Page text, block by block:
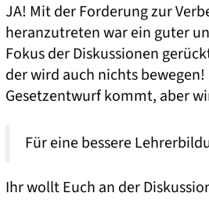
JA! Mit der Forderung zur
heranzutreten war ein guter
Fokus der Diskussionen
der wird auch nichts
Gesetzentwurf kommt, aber
Für eine bessere
Ihr wollt Euch an der